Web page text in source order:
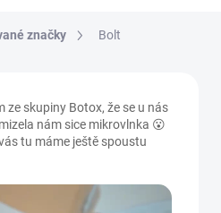
značky Bolt
ze skupiny Botox, že se u nás
nám sice mikrovlnka 😮
tu máme ještě spoustu